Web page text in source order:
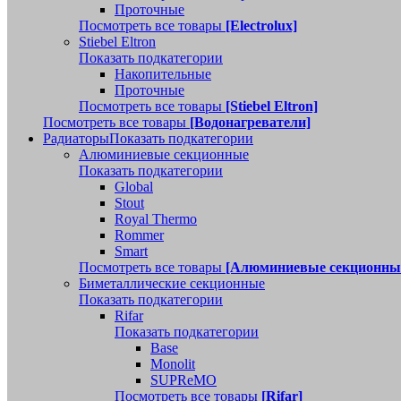
Проточные
Посмотреть все товары [Electrolux]
Stiebel Eltron
Показать подкатегории
Накопительные
Проточные
Посмотреть все товары [Stiebel Eltron]
Посмотреть все товары [Водонагреватели]
РадиаторыПоказать подкатегории
Алюминиевые секционные
Показать подкатегории
Global
Stout
Royal Thermo
Rommer
Smart
Посмотреть все товары [Алюминиевые
Биметаллические секционные
Показать подкатегории
Rifar
Показать подкатегории
Base
Monolit
SUPReMO
Посмотреть все товары [Rifar]